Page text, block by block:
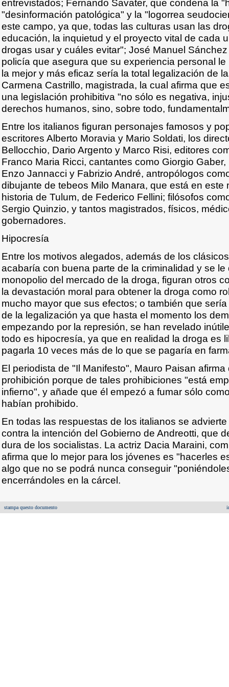
entrevistados; Fernando Savater, que condena la
"desinformación patológica" y la "logorrea
este campo, ya que, todas las culturas usan las
educación, la inquietud y el proyecto vital de cada
drogas usar y cuáles evitar"; José Manuel
policía que asegura que su experiencia personal
la mejor y más eficaz sería la total legalización de
Carmena Castrillo, magistrada, la cual afirma que
una legislación prohibitiva "no sólo es negativa,
derechos humanos, sino, sobre todo,
Entre los italianos figuran personajes famosos y
escritores Alberto Moravia y Mario Soldati, los
Bellocchio, Dario Argento y Marco Risi, editores
Franco Maria Ricci, cantantes como Giorgio
Enzo Jannacci y Fabrizio André, antropólogos
dibujante de tebeos Milo Manara, que está en este
historia de Tulum, de Federico Fellini; filósofos
Sergio Quinzio, y tantos magistrados, físicos,
gobernadores.
Hipocresía
Entre los motivos alegados, además de los
acabaría con buena parte de la criminalidad y se le
monopolio del mercado de la droga, figuran otros
la devastación moral para obtener la droga como
mucho mayor que sus efectos; o también que
de la legalización ya que hasta el momento los
empezando por la represión, se han revelado
todo es hipocresía, ya que en realidad la droga es
pagarla 10 veces más de lo que se pagaría en
El periodista de "Il Manifesto", Mauro Paisan
prohibición porque de tales prohibiciones "está
infierno", y añade que él empezó a fumar sólo
habían prohibido.
En todas las respuestas de los italianos se
contra la intención del Gobierno de Andreotti, que
dura de los socialistas. La actriz Dacia Maraini,
afirma que lo mejor para los jóvenes es "hacerles
algo que no se podrá nunca conseguir
encerrándoles en la cárcel.
stampa questo documento